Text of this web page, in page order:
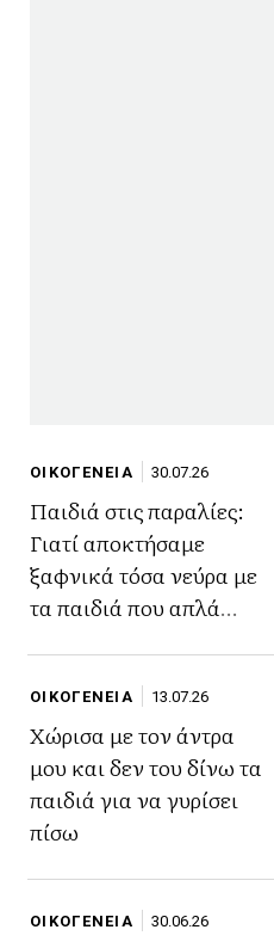
ΟΙΚΟΓΕΝΕΙΑ 30.07.26
Παιδιά στις παραλίες:
Γιατί αποκτήσαμε
ξαφνικά τόσα νεύρα με
τα παιδιά που απλά
ΟΙΚΟΓΕΝΕΙΑ 13.07.26
Χώρισα με τον άντρα
μου και δεν του δίνω τα
παιδιά για να γυρίσει
πίσω
ΟΙΚΟΓΕΝΕΙΑ 30.06.26